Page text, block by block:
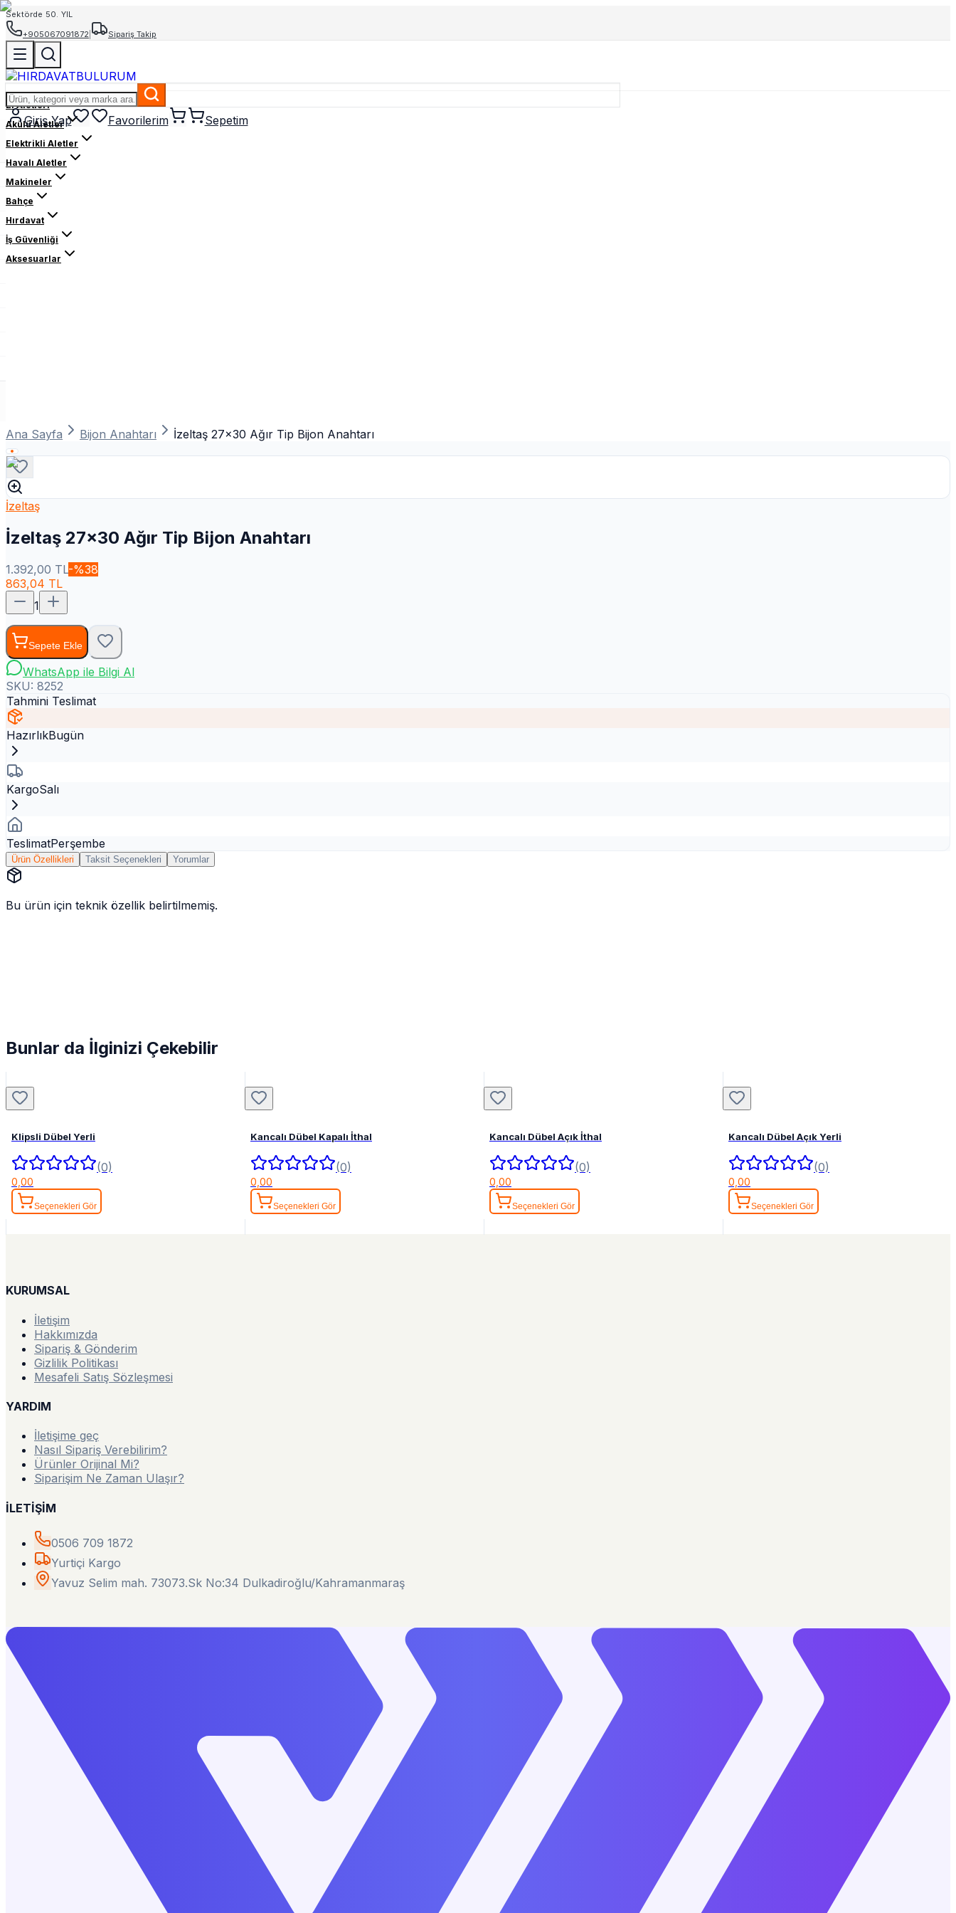
Sektörde 50. YIL
+905067091872
Sipariş Takip
Giriş Yap Favorilerim Sepetim
El Aletleri
Akülü Aletler
Elektrikli Aletler
Havalı Aletler
Makineler
Bahçe
Hırdavat
İş Güvenliği
Aksesuarlar
Ana Sayfa Bijon Anahtarı İzeltaş 27x30 Ağır Tip Bijon Anahtarı
İzeltaş
İzeltaş 27x30 Ağır Tip Bijon Anahtarı
1.392,00 TL-%38
863,04 TL
1
Sepete Ekle
WhatsApp ile Bilgi Al
SKU: 8252
Tahmini Teslimat
HazırlıkBugün
KargoSalı
TeslimatPerşembe
Ürün Özellikleri Taksit Seçenekleri Yorumlar
Bu ürün için teknik özellik belirtilmemiş.
Bunlar da İlginizi Çekebilir
Klipsli Dübel Yerli
(0)
0,00
Seçenekleri Gör
Kancalı Dübel Kapalı İthal
(0)
0,00
Seçenekleri Gör
Kancalı Dübel Açık İthal
(0)
0,00
Seçenekleri Gör
Kancalı Dübel Açık Yerli
(0)
0,00
Seçenekleri Gör
KURUMSAL
İletişim
Hakkımızda
Sipariş & Gönderim
Gizlilik Politikası
Mesafeli Satış Sözleşmesi
YARDIM
İletişime geç
Nasıl Sipariş Verebilirim?
Ürünler Orijinal Mi?
Siparişim Ne Zaman Ulaşır?
İLETİŞİM
0506 709 1872
Yurtiçi Kargo
Yavuz Selim mah. 73073.Sk No:34 Dulkadiroğlu/Kahramanmaraş